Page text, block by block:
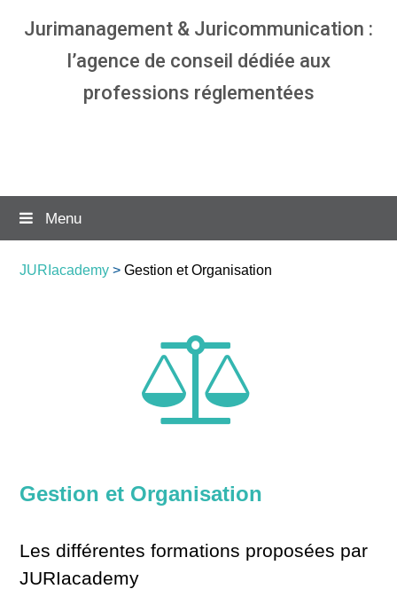
Jurimanagement & Juricommunication :
l’agence de conseil dédiée aux
professions réglementées
Menu
JURIacademy > Gestion et Organisation
Gestion et Organisation
Les différentes formations proposées par
JURIacademy